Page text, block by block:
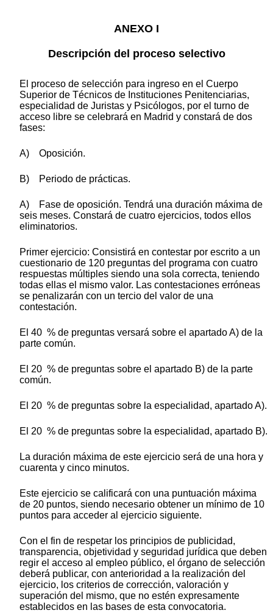
ANEXO I
Descripción del proceso selectivo
El proceso de selección para ingreso en el Cuerpo
Superior de Técnicos de Instituciones Penitenciarias,
especialidad de Juristas y Psicólogos, por el turno de
acceso libre se celebrará en Madrid y constará de dos
fases:
A) Oposición.
B) Periodo de prácticas.
A) Fase de oposición. Tendrá una duración máxima de
seis meses. Constará de cuatro ejercicios, todos ellos
eliminatorios.
Primer ejercicio: Consistirá en contestar por escrito a un
cuestionario de 120 preguntas del programa con cuatro
respuestas múltiples siendo una sola correcta, teniendo
todas ellas el mismo valor. Las contestaciones erróneas
se penalizarán con un tercio del valor de una
contestación.
El 40 % de preguntas versará sobre el apartado A) de la
parte común.
El 20 % de preguntas sobre el apartado B) de la parte
común.
El 20 % de preguntas sobre la especialidad, apartado A).
El 20 % de preguntas sobre la especialidad, apartado B).
La duración máxima de este ejercicio será de una hora y
cuarenta y cinco minutos.
Este ejercicio se calificará con una puntuación máxima
de 20 puntos, siendo necesario obtener un mínimo de 10
puntos para acceder al ejercicio siguiente.
Con el fin de respetar los principios de publicidad,
transparencia, objetividad y seguridad jurídica que deben
regir el acceso al empleo público, el órgano de selección
deberá publicar, con anterioridad a la realización del
ejercicio, los criterios de corrección, valoración y
superación del mismo, que no estén expresamente
establecidos en las bases de esta convocatoria.